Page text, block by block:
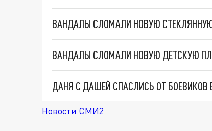
ВАНДАЛЫ СЛОМАЛИ НОВУЮ
ДАНЯ С ДАШЕЙ СПАСЛИСЬ ОТ
Новости СМИ2